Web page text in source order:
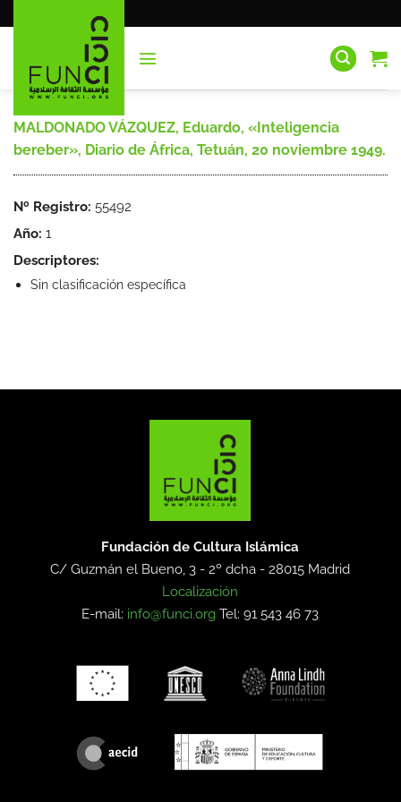
al
MALDONADO VÁZQUEZ, Eduardo, «Inteligencia
bereber», Diario de África, Tetuán, 20 noviembre 1949.
Nº Registro: 55492
Año: 1
Descriptores:
Sin clasificación específica
Fundación de Cultura Islámica
C/ Guzmán el Bueno, 3 - 2º dcha -28015 Madrid
Localización
E-mail: info@funci.org Tel: 91 543 46 73